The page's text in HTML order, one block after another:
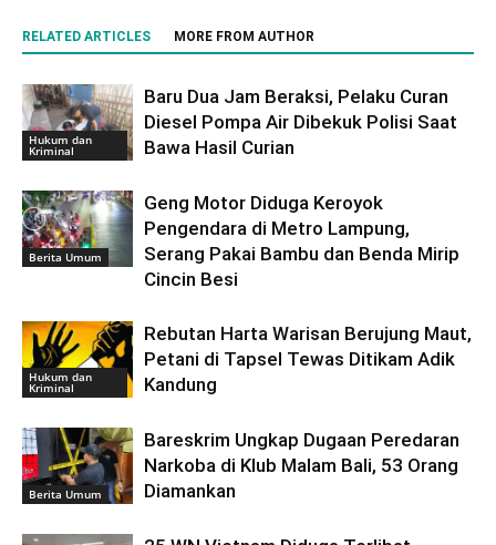
RELATED ARTICLES MORE FROM AUTHOR
Hukum dan
Kriminal
Baru Dua Jam Beraksi, Pelaku Curan
Diesel Pompa Air Dibekuk Polisi Saat
Bawa Hasil Curian
Berita Umum
Geng Motor Diduga Keroyok
Pengendara di Metro Lampung,
Serang Pakai Bambu dan Benda Mirip
Cincin Besi
Hukum dan
Kriminal
Rebutan Harta Warisan Berujung Maut,
Petani di Tapsel Tewas Ditikam Adik
Kandung
Berita Umum
Bareskrim Ungkap Dugaan Peredaran
Narkoba di Klub Malam Bali, 53 Orang
Diamankan